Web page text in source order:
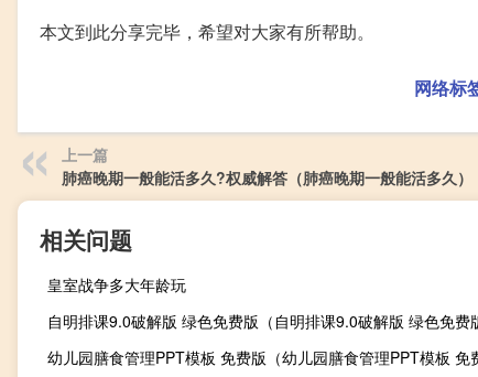
本文到此分享完毕，希望对大家有所帮助。
网络标
上一篇
肺癌晚期一般能活多久?权威解答（肺癌晚期一般能活多久）
相关问题
皇室战争多大年龄玩